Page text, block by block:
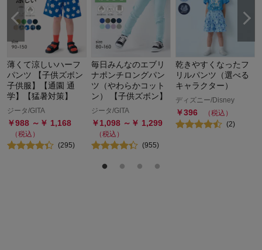
薄くて涼しいハーフ
パンツ 【子供ズボン
子供服】【通園 通
学】【猛暑対策】
ジータ/GITA
￥988 ～￥ 1,168
（税込）
(295)
毎日みんなのエブリ
ナポンチロングパン
ツ（やわらかコット
ン） 【子供ズボン】
ジータ/GITA
￥1,098 ～￥ 1,299
（税込）
(955)
乾きやすくなったフ
リルパンツ（選べる
キャラクター）
ディズニー/Disney
￥396
（税込）
(2)